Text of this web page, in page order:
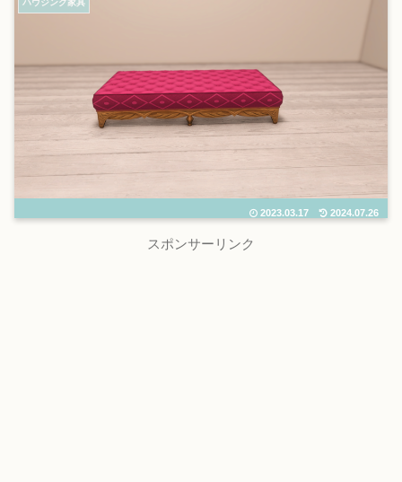
ハウジング家具
2023.03.17 2024.07.26
スポンサーリンク